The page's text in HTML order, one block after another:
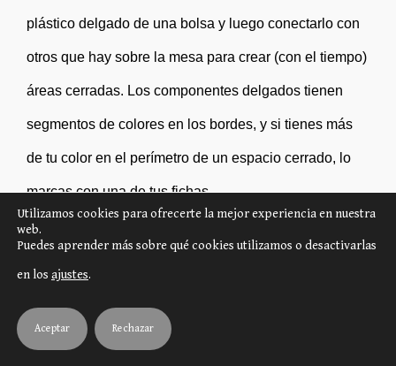
plástico delgado de una bolsa y luego conectarlo con
otros que hay sobre la mesa para crear (con el tiempo)
áreas cerradas. Los componentes delgados tienen
segmentos de colores en los bordes, y si tienes más
de tu color en el perímetro de un espacio cerrado, lo
marcas con una de tus fichas.
establecer las condiciones de puntuación para todos
Utilizamos cookies para ofrecerte la mejor experiencia en nuestra
web.
Puedes aprender más sobre qué cookies utilizamos o desactivarlas
en los ajustes.
Aceptar Rechazar